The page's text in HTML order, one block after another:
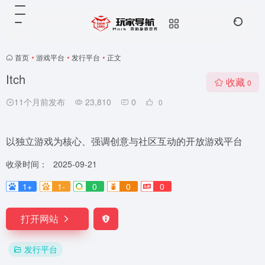
首页 • 游戏平台 • 发行平台 • 正文
Itch
11个月前发布 23,810 0 0
收藏 0
以独立游戏为核心、强调创意与社区互动的开放游戏平台
收录时间：
2025-09-21
1+
1- 0 0 0
打开网站
发行平台